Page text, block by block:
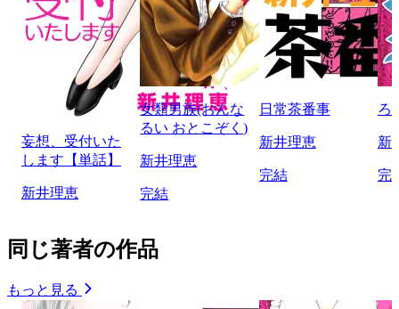
妄想、受付いた
します【単話】
新井理恵
女類男族(おんな
るい おとこぞく)
新井理恵
完結
日常茶番事
新井理恵
完結
ろ
新
完
同じ著者の作品
もっと見る